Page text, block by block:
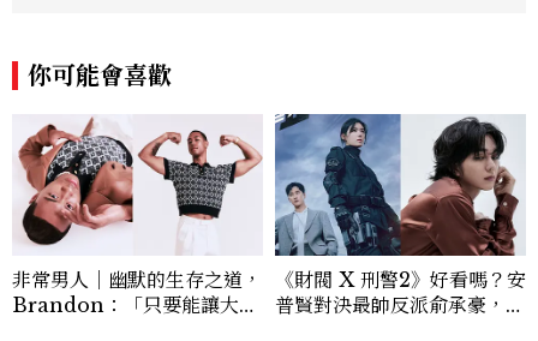
你可能會喜歡
非常男人｜幽默的生存之道，
Brandon：「只要能讓大家
《財閥 X 刑警2》好看嗎？安
普賢對決最帥反派俞承豪，鄭